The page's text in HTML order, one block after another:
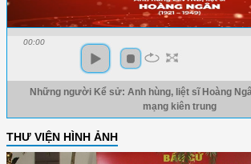
00:00
Những người Kể sử: Anh hùng, liệt sĩ Hoàng
mạng kiên trung
THƯ VIỆN HÌNH ẢNH